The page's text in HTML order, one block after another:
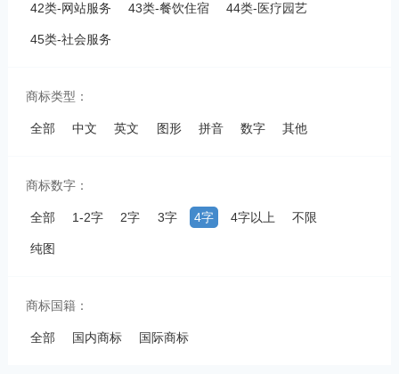
42类-网站服务 43类-餐饮住宿 44类-医疗园艺
45类-社会服务
商标类型：
全部 中文 英文 图形 拼音 数字 其他
商标数字：
全部 1-2字 2字 3字 4字 4字以上 不限
纯图
商标国籍：
全部 国内商标 国际商标